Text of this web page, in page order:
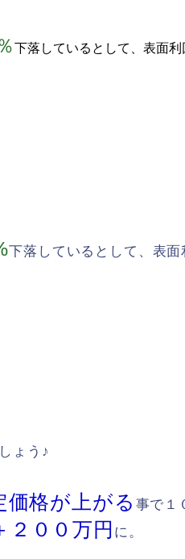
下落しているとして、表面利
下落しているとして、表面
ょう♪
価格が上がる 事で１
２００万円 に。